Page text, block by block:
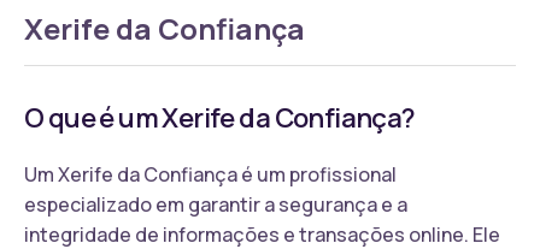
Xerife da Confiança
O que é um Xerife da Confiança?
Um Xerife da Confiança é um profissional
especializado em garantir a segurança e a
integridade de informações e transações online. Ele